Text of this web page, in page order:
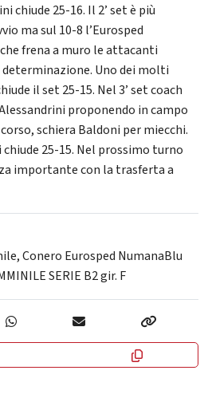
chiude 25-16. Il 2’ set è più
ma sul 10-8 l’Eurosped
frena a muro le attacanti
Uno dei molti
il set 25-15. Nel 3’ set coach
proponendo in campo
schiera Baldoni per miecchi.
chiude 25-15. Nel prossimo turno
importante con la trasferta a
,Conero Eurosped NumanaBlu
SERIE B2 gir. F